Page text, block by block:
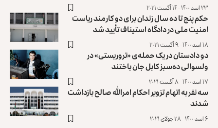
۲۳ اسد ۱۴۰۰ - ۱۴ آگست ۲۰۲۱
حکم پنج تا ده سال زندان برای دو کارمند ریاست
امنیت ملی در دادگاه استیناف تأیید شد
۱۸ اسد ۱۴۰۰ - ۹ آگست ۲۰۲۱
دو دادستان در یک حمله‌ی «تروریستی» در
ولسوالی ده‌سبز کابل جان باختند
۱۷ اسد ۱۴۰۰ - ۸ آگست ۲۰۲۱
سه نفر به اتهام تزویر احکام امرالله صالح بازداشت
شدند
۶ اسد ۱۴۰۰ - ۲۸ جولای ۲۰۲۱